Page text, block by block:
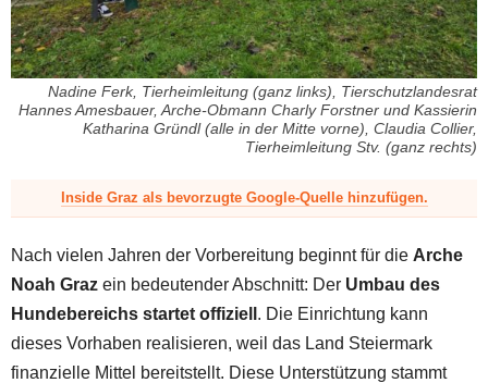
Nadine Ferk, Tierheimleitung (ganz links), Tierschutzlandesrat
Hannes Amesbauer, Arche-Obmann Charly Forstner und Kassierin
Katharina Gründl (alle in der Mitte vorne), Claudia Collier,
Tierheimleitung Stv. (ganz rechts)
Inside Graz als bevorzugte Google-Quelle hinzufügen.
Nach vielen Jahren der Vorbereitung beginnt für die Arche
Noah Graz ein bedeutender Abschnitt: Der Umbau des
Hundebereichs startet offiziell . Die Einrichtung kann
dieses Vorhaben realisieren, weil das Land Steiermark
finanzielle Mittel bereitstellt. Diese Unterstützung stammt